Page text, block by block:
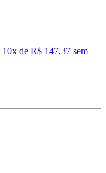
10x de R$ 147,37 sem